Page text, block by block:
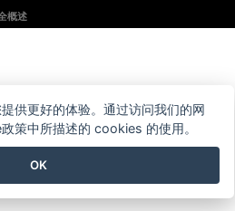
概述
供更好的体验。通过访问我们的网
策中所描述的 cookies 的使用。
OK